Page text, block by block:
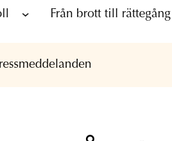
Från brott till rättegång